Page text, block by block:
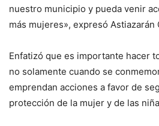
nuestro municipio y pueda venir
más mujeres», expresó Astiazarán
Enfatizó que es importante hacer
no solamente cuando se
emprendan acciones a favor de
protección de la mujer y de las